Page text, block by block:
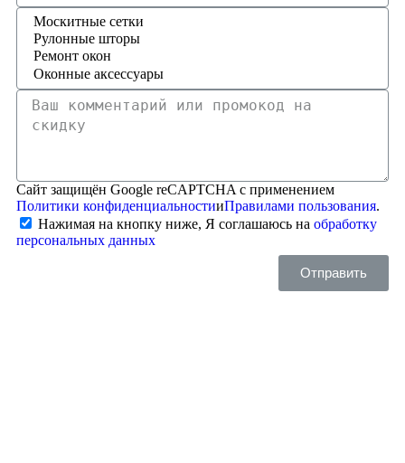
Сайт защищён Google reCAPTCHA с применением
Политики конфиденциальностииПравилами пользования.
Нажимая на кнопку ниже, Я соглашаюсь на обработку
персональных данных
Отправить